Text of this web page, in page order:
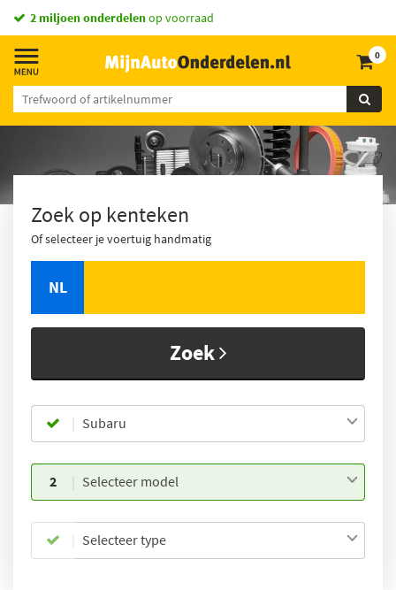
2 miljoen onderdelenop voorraad
0
Zoek op kenteken
Of selecteer je voertuig handmatig
NL
Zoek
Subaru
2 Selecteer model
Selecteer type